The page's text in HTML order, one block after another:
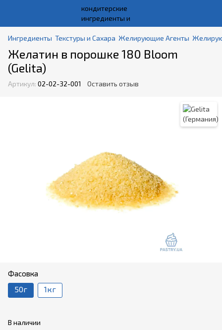
Ингредиенты Текстуры и Сахара Желирующие Агенты
Желатин в порошке 180 Bloom
(Gelita)
Артикул: 02-02-32-001 Оставить отзыв
Фасовка
50г 1кг
В наличии